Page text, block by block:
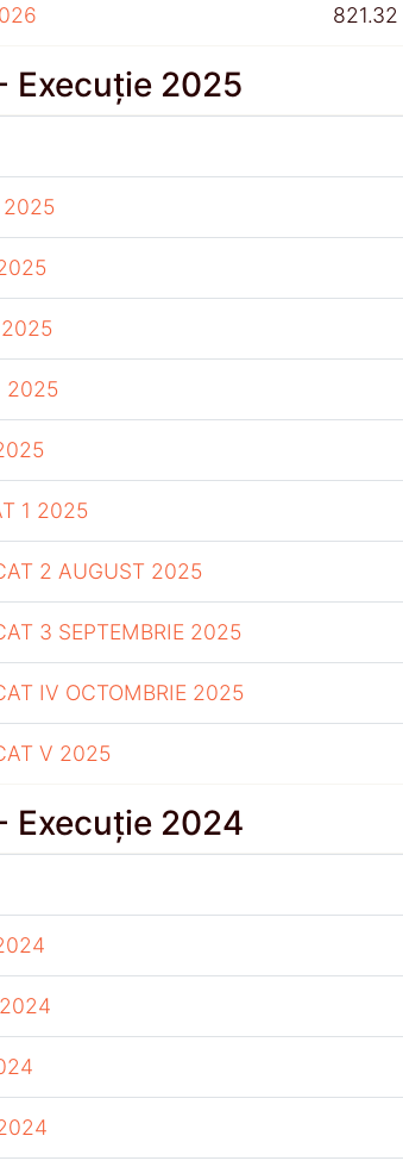
821.32
Execuție 2025
2025
2025
1 2025
2 AUGUST 2025
3 SEPTEMBRIE 2025
IV OCTOMBRIE 2025
V 2025
Execuție 2024